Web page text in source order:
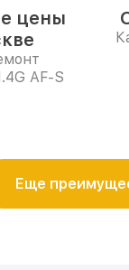
цены
AF-S
Еще